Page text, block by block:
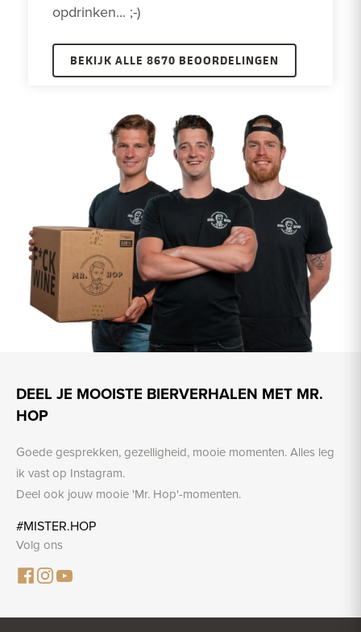
opdrinken... ;-)
BEKIJK ALLE 8670 BEOORDELINGEN
DEEL JE MOOISTE BIERVERHALEN MET MR.
HOP
Goede gesprekken, gezelligheid, mooie momenten. Alles leg
ik vast op Instagram.
Deel ook jouw mooie 'Mr. Hop'-momenten.
#MISTER.HOP
Volg ons